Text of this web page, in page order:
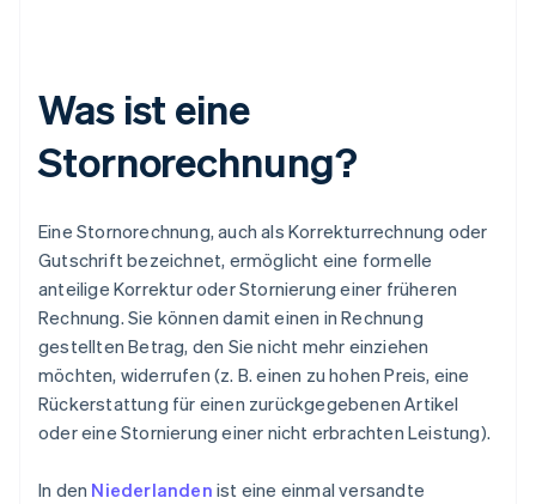
Was ist eine
Stornorechnung?
Eine Stornorechnung, auch als Korrekturrechnung oder
Gutschrift bezeichnet, ermöglicht eine formelle
anteilige Korrektur oder Stornierung einer früheren
Rechnung. Sie können damit einen in Rechnung
gestellten Betrag, den Sie nicht mehr einziehen
möchten, widerrufen (z. B. einen zu hohen Preis, eine
Rückerstattung für einen zurückgegebenen Artikel
oder eine Stornierung einer nicht erbrachten Leistung).
In den Niederlanden ist eine einmal versandte